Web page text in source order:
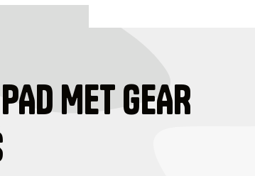
MET GEAR